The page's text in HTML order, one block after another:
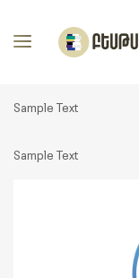
Sample Text
Sample Text